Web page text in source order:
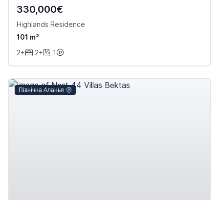
330,000€
Highlands Residence
101 m²
2+
2+ 1
Північна Аланья